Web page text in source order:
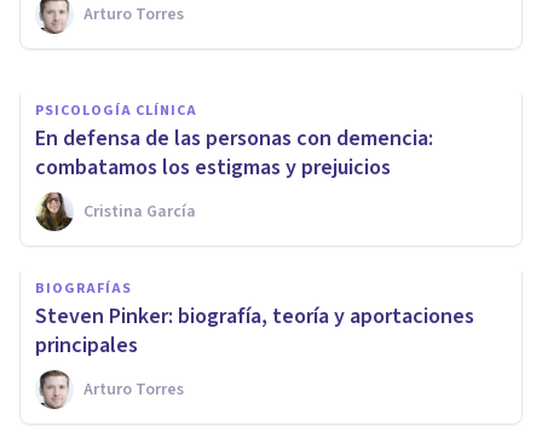
Arturo Torres
Oscar Castillero Mimenza
PSICOLOGÍA CLÍNICA
En defensa de las personas con demencia:
combatamos los estigmas y prejuicios
Cristina García
BIOGRAFÍAS
Steven Pinker: biografía, teoría y aportaciones
principales
Arturo Torres